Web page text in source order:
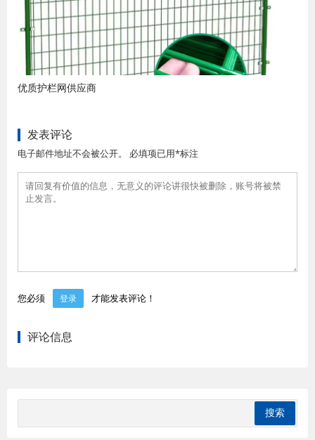
优质护栏网供应商
发表评论
电子邮件地址不会被公开。 必填项已用*标注
您必须 登录 才能发表评论！
评论信息